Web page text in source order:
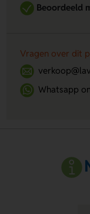
Beoordeeld
Vragen over dit
Whatsapp